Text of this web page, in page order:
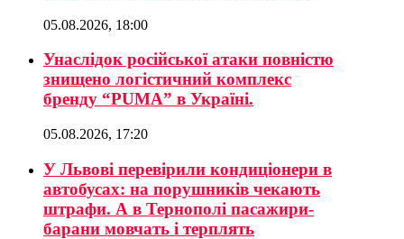
05.08.2026, 18:00
Унаслідок російської атаки повністю
знищено логістичний комплекс
бренду “PUMA” в Україні.
05.08.2026, 17:20
У Львові перевірили кондиціонери в
автобусах: на порушників чекають
штрафи. А в Тернополі пасажири-
барани мовчать і терплять